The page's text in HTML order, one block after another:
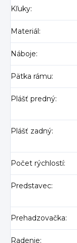
Kľuky:
Materiál :
Náboje:
Pätka rámu:
Plášť predný:
Plášť zadný:
Počet rýchlostí:
Predstavec:
Prehadzovačka:
Radenie: